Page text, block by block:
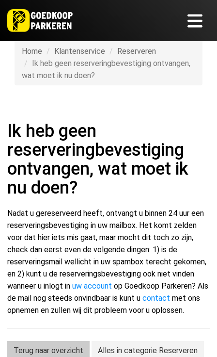
Home Klantenservice
Reserveren
Ik heb geen reserveringbevestiging ontvangen,
wat moet ik nu doen?
Ik heb geen
reserveringbevestiging
ontvangen, wat moet ik
nu doen?
Nadat u gereserveerd heeft, ontvangt u binnen 24 uur een
reserveringsbevestiging in uw mailbox. Het komt zelden
voor dat hier iets mis gaat, maar mocht dit toch zo zijn,
check dan eerst even de volgende dingen: 1) is de
reserveringsmail wellicht in uw spambox terecht gekomen,
en 2) kunt u de reserveringsbevestiging ook niet vinden
wanneer u inlogt in uw account op Goedkoop Parkeren? Als
de mail nog steeds onvindbaar is kunt u contact met ons
opnemen en zullen wij dit probleem voor u oplossen.
Terug naar overzicht Alles in categorie Reserveren